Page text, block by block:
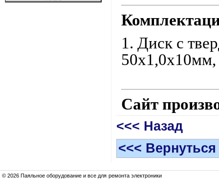
1. Диск с
50х1,0х10мм,
Сайт
<<< Назад
<<<
© 2026 Паяльное оборудование и все для ремонта электроники